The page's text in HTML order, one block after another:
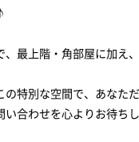
、最上階・角部屋に加え
の特別な空間で、あなた
い合わせを心よりお待ちし